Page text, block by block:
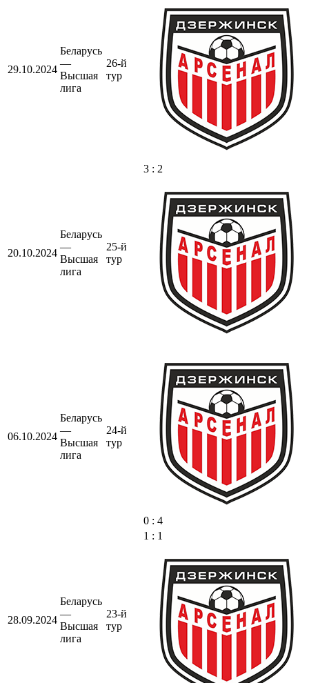
29.10.2024
Беларусь
—
Высшая
лига
26-й
тур
20.10.2024
Беларусь
—
Высшая
лига
25-й
тур
3 : 2
06.10.2024
Беларусь
—
Высшая
лига
24-й
тур
0 : 4
28.09.2024
Беларусь
—
Высшая
лига
23-й
тур
1 : 1